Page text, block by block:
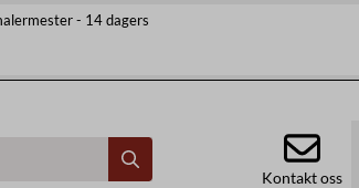
- 14 dagers
Kontakt oss